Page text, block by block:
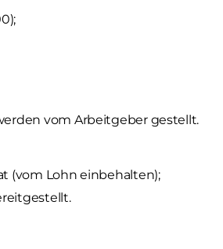
vom Arbeitgeber gestellt.
(vom Lohn einbehalten);